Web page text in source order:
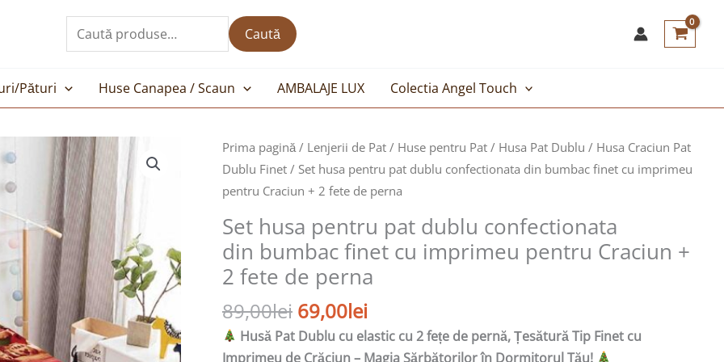
după:
Caută
Pături Huse Canapea / Scaun AMBALAJE LUX Colectia Angel Touch
Prima pagină/ Lenjerii de Pat/ Huse pentru Pat/ Husa Pat Dublu / Husa Craciun Pat
Dublu Finet/ Set husa pentru pat dublu confectionata din bumbac finet cu imprimeu
pentru Craciun + 2 fete de perna
Set husa pentru pat dublu confectionata
din bumbac finet cu imprimeu pentru Craciun +
2 fete de perna
89,00lei
Prețul
inițial
a
89,00lei.
69,00lei
Prețul
curent
este:
69,00lei.
Husă Pat Dublu cu elastic cu 2 fețe de pernă, Țesătură Tip Finet cu
Imprimeu de Crăciun – Magia Sărbătorilor în Dormitorul Tău!